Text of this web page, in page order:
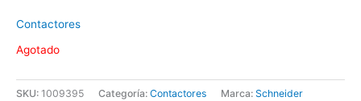
Contactores
Agotado
SKU: 1009395 Categoría: Contactores Marca: Schneider